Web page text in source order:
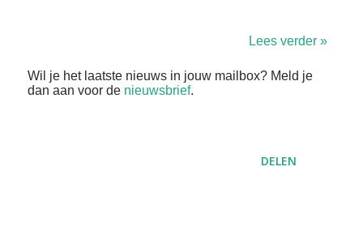
Lees verder »
Wil je het laatste nieuws in jouw mailbox? Meld je
dan aan voor de nieuwsbrief.
DELEN